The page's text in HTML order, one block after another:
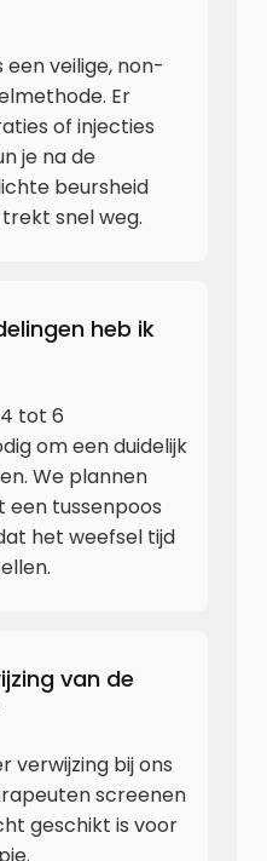
een veilige, non-
Er
of injecties
je na de
beursheid
snel weg.
heb ik
tot 6
om een duidelijk
We plannen
een tussenpoos
het weefsel tijd
van de
verwijzing bij ons
screenen
geschikt is voor